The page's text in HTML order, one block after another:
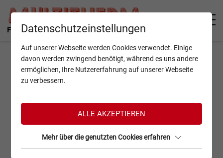
Solaranlagen
Datenschutzeinstellungen
Auf unserer Webseite werden Cookies verwendet. Einige
davon werden zwingend benötigt, während es uns andere
ermöglichen, Ihre Nutzererfahrung auf unserer Webseite
zu verbessern.
ALLE AKZEPTIEREN
Mehr über die genutzten Cookies erfahren